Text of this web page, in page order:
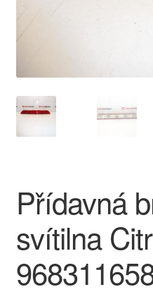
O nás
Platby
Reklamace
Reklamační řád
Vrakoviště Citroën
Přídavná
svítilna